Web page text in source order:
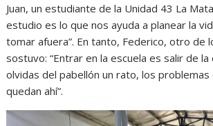
Juan, un estudiante de la Unidad 43 La
estudio es lo que nos ayuda a planear la
tomar afuera”. En tanto, Federico, otro de
sostuvo: “Entrar en la escuela es salir de la
olvidas del pabellón un rato, los problemas
quedan ahí”.